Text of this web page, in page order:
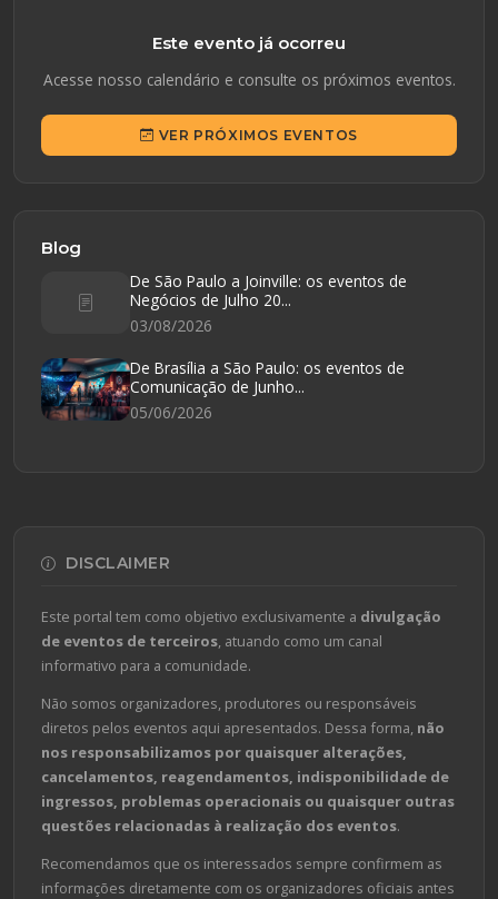
Este evento já ocorreu
Acesse nosso calendário e consulte os próximos eventos.
VER PRÓXIMOS EVENTOS
Blog
De São Paulo a Joinville: os eventos de
Negócios de Julho 20...
03/08/2026
De Brasília a São Paulo: os eventos de
Comunicação de Junho...
05/06/2026
DISCLAIMER
Este portal tem como objetivo exclusivamente a divulgação
de eventos de terceiros, atuando como um canal
informativo para a comunidade.
Não somos organizadores, produtores ou responsáveis
diretos pelos eventos aqui apresentados. Dessa forma, não
nos responsabilizamos por quaisquer alterações,
cancelamentos, reagendamentos, indisponibilidade de
ingressos, problemas operacionais ou quaisquer outras
questões relacionadas à realização dos eventos.
Recomendamos que os interessados sempre confirmem as
informações diretamente com os organizadores oficiais antes